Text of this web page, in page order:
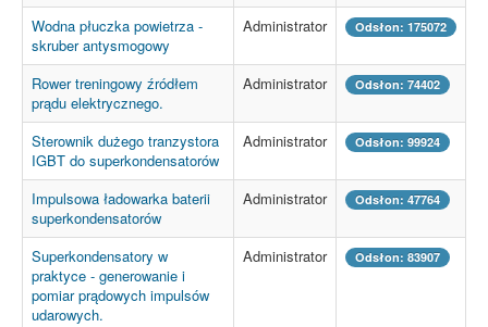
Wodna płuczka powietrza -
skruber antysmogowy
Administrator Odsłon: 175072
Rower treningowy źródłem
prądu elektrycznego.
Administrator Odsłon: 74402
Sterownik dużego tranzystora
IGBT do superkondensatorów
Administrator Odsłon: 99924
Impulsowa ładowarka baterii
superkondensatorów
Administrator Odsłon: 47764
Superkondensatory w
praktyce - generowanie i
pomiar prądowych impulsów
udarowych.
Administrator Odsłon: 83907